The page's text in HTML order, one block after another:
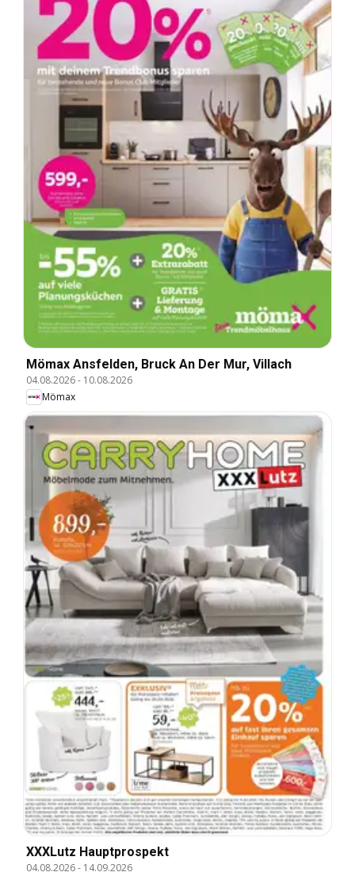
Mömax Ansfelden, Bruck An Der Mur, Villach
04.08.2026- 10.08.2026
Mömax
XXXLutz Hauptprospekt
04.08.2026- 14.09.2026